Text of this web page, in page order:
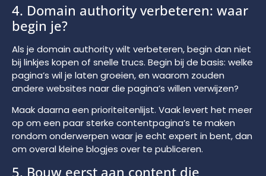
4. Domain authority verbeteren: waar
begin je?
Als je domain authority wilt verbeteren, begin dan niet
bij linkjes kopen of snelle trucs. Begin bij de basis: welke
pagina’s wil je laten groeien, en waarom zouden
andere websites naar die pagina’s willen verwijzen?
Maak daarna een prioriteitenlijst. Vaak levert het meer
op om een paar sterke contentpagina’s te maken
rondom onderwerpen waar je echt expert in bent, dan
om overal kleine blogjes over te publiceren.
5. Bouw eerst aan content die